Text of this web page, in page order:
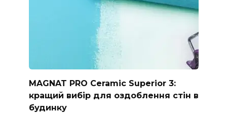
MAGNAT PRO Ceramic Superior 3:
кращий вибір для оздоблення стін в
будинку